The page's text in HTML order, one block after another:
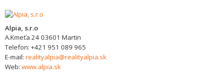
Alpia, s.r.o
A.Kmeťa 2403601 Martin
Telefon: +421 951 089 965
E-mail: realityalpia@realityalpia.sk
Web: www.alpia.sk